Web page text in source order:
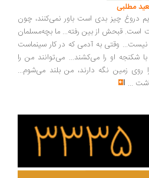
چیز بدی است باور نمی‌کنند، چون
از بین رفته... ما بچه‌مسلمان
وقتی به آدمی که در کار سینماست
او را می‌کشند... می‌توانند من را
نگه دارند، من بلند می‌شوم...